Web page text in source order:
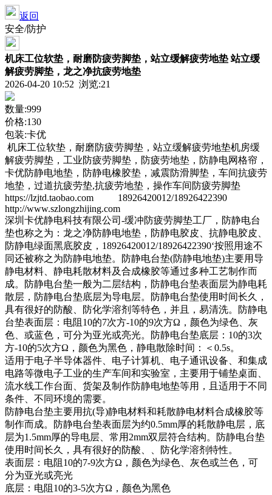
返回
安全/防护
机床工位软垫，耐磨防疲劳脚垫，站立缓解疲劳地垫 站立缓
解疲劳脚垫，龙之净抗疲劳地垫
2026-04-20 10:52 浏览:21
数量:999
价格:130
包装:卡优
机床工位软垫，耐磨防疲劳脚垫，站立缓解疲劳地垫机房缓
解疲劳脚垫，工业防疲劳脚垫，防疲劳地垫，防静电网格帘，
卡优防静电地垫，防静电橡胶垫，减震防滑脚垫，车间抗疲劳
地垫，过道抗疲劳垫,抗疲劳地垫，操作车间防疲劳脚垫
https://lzjtd.taobao.com 18926420012/18926422390
http://www.szlongzhijing.com
深圳卡优静电科技有限公司-缓冲防疲劳脚垫工厂，防静电台
垫也称之为：龙之净防静电地垫，防静电胶皮、抗静电胶皮、
防静电绿面黑底胶皮，18926420012/18926422390‘按照用途不
同还被称之为防静电地垫。防静电台垫(防静电地垫)主要用导
静电材料、静电耗散材料及合成橡胶等通过多种工艺制作而
成。防静电台垫一般为二层结构，防静电台垫表面层为静电耗
散层，防静电台垫底层为导电层。防静电台垫使用时间长久，
具有很好的防酸、防化学溶剂等特色，并且，易清洗。防静电
台垫表面层：电阻10的7次方-10的9次方Ω，颜色为绿色、灰
色、或蓝色，可分为亚光或亮光。防静电台垫底层：10的3次
方-10的5次方Ω，颜色为黑色，静电散除时间：＜0.5s。
适用于电子半导体器件、电子计算机、电子通讯设备、和集成
电路等微电子工业的生产车间和实验室，主要用于铺垫桌面、
流水线工作台面、货架及制作防静电地垫等用，且适用于不同
条件、不同环境的需要。
防静电台垫主要用抗(导)静电材料和耗散静电材料合成橡胶等
制作而成。防静电台垫表面层为约0.5mm厚的耗散静电层，底
层为1.5mm厚的导电层、常用2mm双层符合结构。防静电台垫
使用时间长久，具有很好的防酸、、防化学溶剂特性。
表面层：电阻10的7-9次方Ω，颜色为绿色、灰色或兰色，可
分为亚光或亮光
底层：电阻10的3-5次方Ω，颜色为黑色